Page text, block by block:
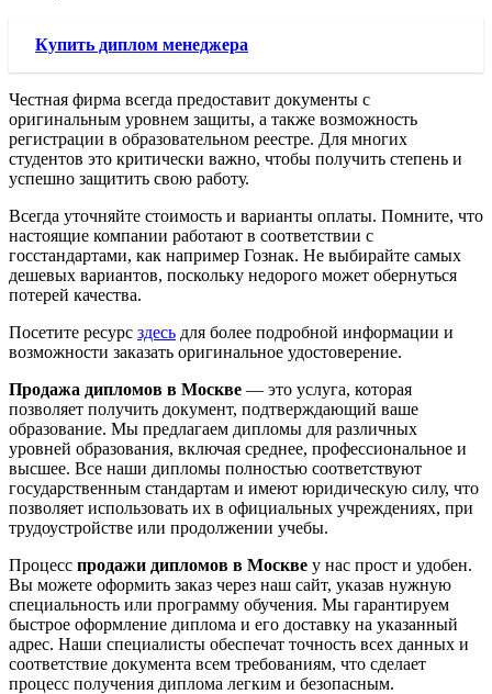
Купить диплом менеджера
Честная фирма всегда предоставит документы с
оригинальным уровнем защиты, а также возможность
регистрации в образовательном реестре. Для многих
студентов это критически важно, чтобы получить степень и
успешно защитить свою работу.
Всегда уточняйте стоимость и варианты оплаты. Помните, что
настоящие компании работают в соответствии с
госстандартами, как например Гознак. Не выбирайте самых
дешевых вариантов, поскольку недорого может обернуться
потерей качества.
Посетите ресурс здесь для более подробной информации и
возможности заказать оригинальное удостоверение.
Продажа дипломов в Москве — это услуга, которая
позволяет получить документ, подтверждающий ваше
образование. Мы предлагаем дипломы для различных
уровней образования, включая среднее, профессиональное и
высшее. Все наши дипломы полностью соответствуют
государственным стандартам и имеют юридическую силу, что
позволяет использовать их в официальных учреждениях, при
трудоустройстве или продолжении учебы.
Процесс продажи дипломов в Москве у нас прост и удобен.
Вы можете оформить заказ через наш сайт, указав нужную
специальность или программу обучения. Мы гарантируем
быстрое оформление диплома и его доставку на указанный
адрес. Наши специалисты обеспечат точность всех данных и
соответствие документа всем требованиям, что сделает
процесс получения диплома легким и безопасным.